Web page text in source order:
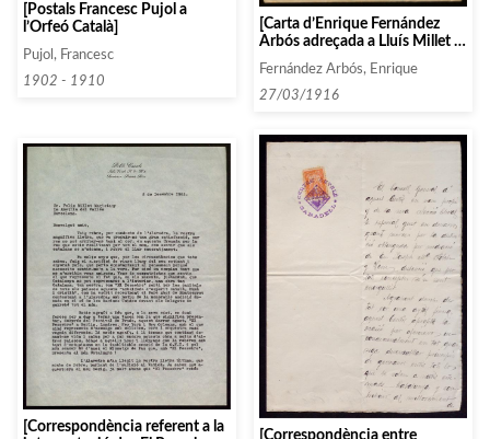
[Postals Francesc Pujol a
l’Orfeó Català]
Pujol, Francesc
1902 - 1910
[Carta d’Enrique Fernández
Arbós adreçada a Lluís Millet i
Pagès]
Fernández Arbós, Enrique
27/03/1916
[Correspondència referent a la
[Correspondència entre